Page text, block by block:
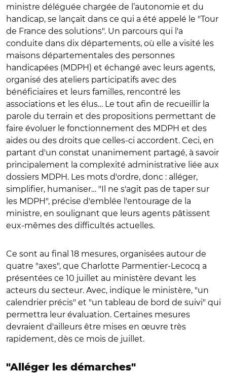
ministre déléguée chargée de l’autonomie et du
handicap, se lançait dans ce qui a été appelé le "Tour
de France des solutions". Un parcours qui l'a
conduite dans dix départements, où elle a visité les
maisons départementales des personnes
handicapées (MDPH) et échangé avec leurs agents,
organisé des ateliers participatifs avec des
bénéficiaires et leurs familles, rencontré les
associations et les élus… Le tout afin de recueillir la
parole du terrain et des propositions permettant de
faire évoluer le fonctionnement des MDPH et des
aides ou des droits que celles-ci accordent. Ceci, en
partant d'un constat unanimement partagé, à savoir
principalement la complexité administrative liée aux
dossiers MDPH. Les mots d'ordre, donc : alléger,
simplifier, humaniser… "Il ne s'agit pas de taper sur
les MDPH", précise d'emblée l'entourage de la
ministre, en soulignant que leurs agents pâtissent
eux-mêmes des difficultés actuelles.
Ce sont au final 18 mesures, organisées autour de
quatre "axes", que Charlotte Parmentier-Lecocq a
présentées ce 10 juillet au ministère devant les
acteurs du secteur. Avec, indique le ministère, "un
calendrier précis" et "un tableau de bord de suivi" qui
permettra leur évaluation. Certaines mesures
devraient d'ailleurs être mises en œuvre très
rapidement, dès ce mois de juillet.
"Alléger les démarches"